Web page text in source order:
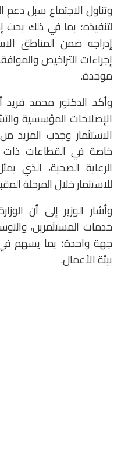
وتناول الاجتماع سبل دعم
لتنفيذه؛ بما في ذلك بحث
إدراجه ضمن المناطق
إجراءات التراخيص
موحدة.
وأكد الدكتور محمد فريد
الإصلاحات المؤسسية
الاستثمار وجذب المزيد من
خاصة في القطاعات ذات
الرعاية الصحية، الذي
للاستثمار خلال المرحلة
وأشار الوزير إلى أن
خدمات المستثمرين،
جهة واحدة؛ بما يسهم
بيئة الأعمال.